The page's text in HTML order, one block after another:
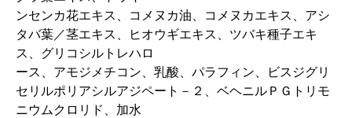
ンセンカ花エキス、コメヌカ油、コメヌカエキス、アシ
タバ葉／茎エキス、ヒオウギエキス、ツバキ種子エキ
ス、グリコシルトレハロ
ース、アモジメチコン、乳酸、パラフィン、ビスジグリ
セリルポリアシルアジペート－２、ベヘニルＰＧトリモ
ニウムクロリド、加水